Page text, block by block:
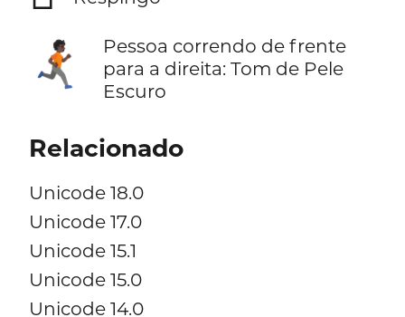
🏃🏿‍➡️
Pessoa correndo de frente
para a direita: Tom de Pele
Escuro
Relacionado
Unicode 18.0
Unicode 17.0
Unicode 15.1
Unicode 15.0
Unicode 14.0